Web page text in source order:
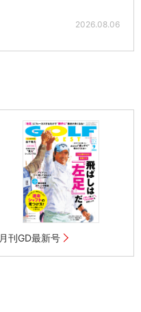
2026.08.06
月刊GD最新号